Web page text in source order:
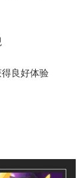
良好体验